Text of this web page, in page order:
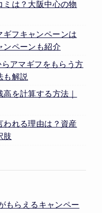
ミは？大阪中心の物
ギフキャンペーンは
ンペーンも紹介
らアマギフをもらう方
も解説
を計算する方法｜
われる理由は？資産
肢
もらえるキャンペー